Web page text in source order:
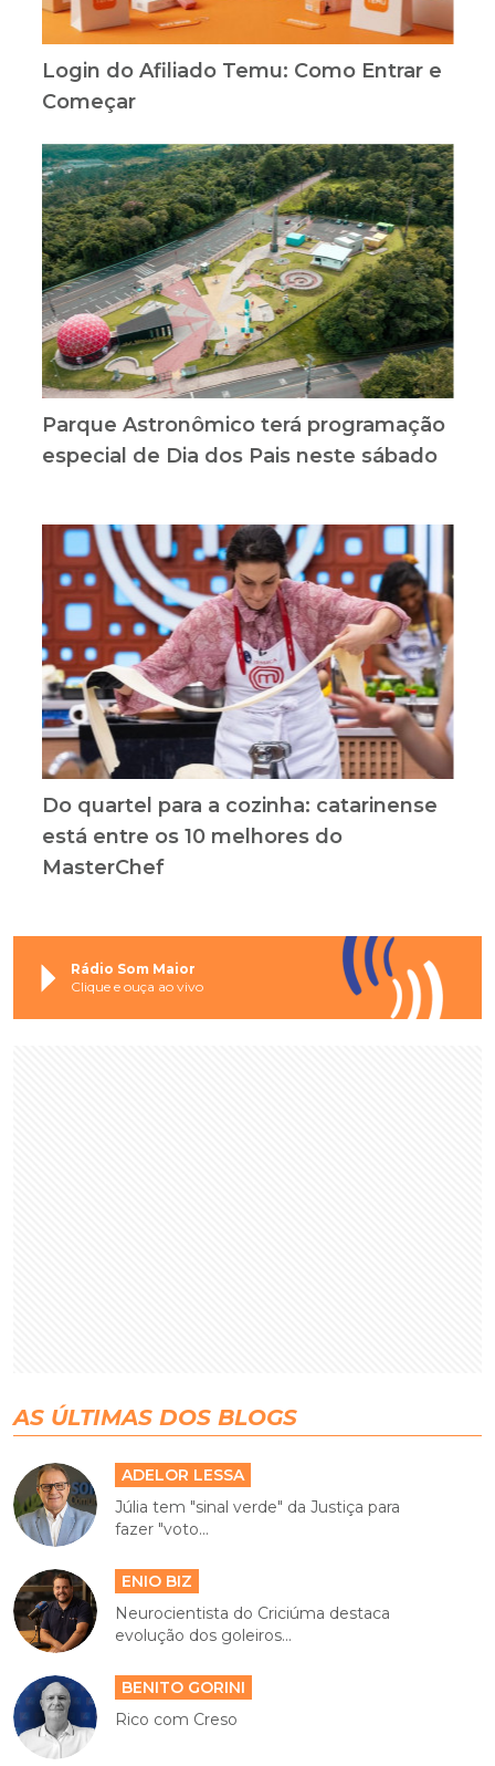
Login do Afiliado Temu: Como Entrar e
Começar
Parque Astronômico terá programação
especial de Dia dos Pais neste sábado
Do quartel para a cozinha: catarinense
está entre os 10 melhores do
MasterChef
Rádio Som Maior
Clique e ouça ao vivo
AS ÚLTIMAS DOS BLOGS
ADELOR LESSA
Júlia tem "sinal verde" da Justiça para
fazer "voto...
ENIO BIZ
Neurocientista do Criciúma destaca
evolução dos goleiros...
BENITO GORINI
Rico com Creso